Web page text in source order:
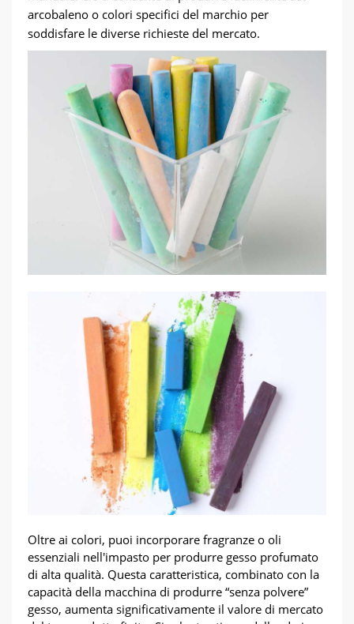
arcobaleno o colori specifici del marchio per
soddisfare le diverse richieste del mercato.
Oltre ai colori, puoi incorporare fragranze o oli
essenziali nell'impasto per produrre gesso profumato
di alta qualità. Questa caratteristica, combinato con la
capacità della macchina di produrre “senza polvere”
gesso, aumenta significativamente il valore di mercato